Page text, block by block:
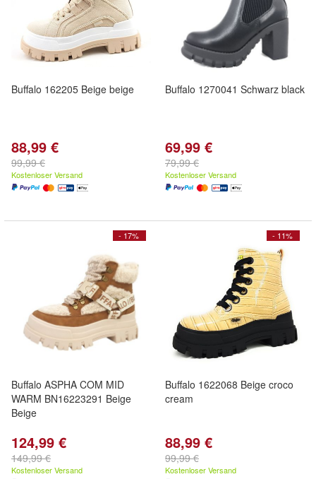
Buffalo 162205 Beige beige
88,99 €
99,99 €
Kostenloser Versand
Buffalo 1270041 Schwarz black
69,99 €
79,99 €
Kostenloser Versand
- 17%
Buffalo ASPHA COM MID
WARM BN16223291 Beige
Beige
124,99 €
149,99 €
Kostenloser Versand
- 11%
Buffalo 1622068 Beige croco
cream
88,99 €
99,99 €
Kostenloser Versand